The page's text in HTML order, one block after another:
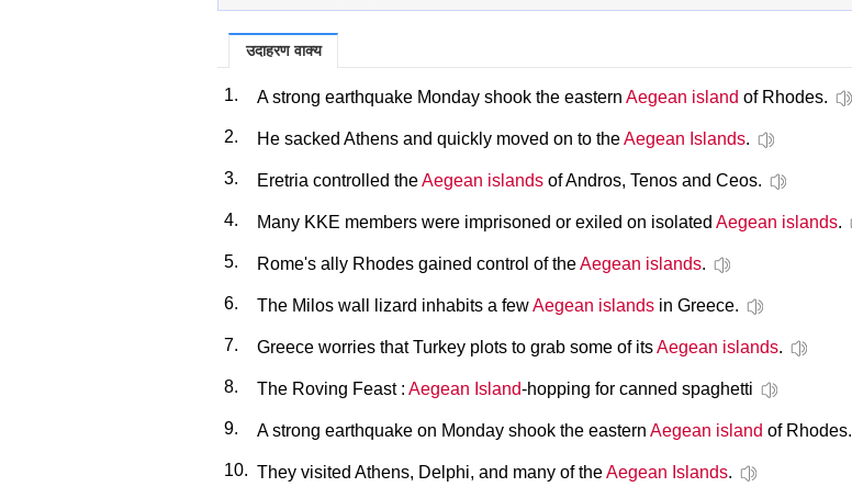
उदाहरण वाक्य
1. A strong earthquake Monday shook the eastern Aegean island of Rhodes.
2. He sacked Athens and quickly moved on to theAegean Islands.
3. Eretria controlled theAegean islands of Andros, Tenos and Ceos.
4. Many KKE members were imprisoned or exiled on isolated Aegean islands.
5. Rome's ally Rhodes gained control of theAegean islands.
6. The Milos wall lizard inhabits a fewAegean islands in Greece.
7. Greece worries that Turkey plots to grab some of itsAegean islands.
8. The Roving Feast : Aegean Island-hopping for canned spaghetti
9. A strong earthquake on Monday shook the eastern Aegean island of Rhodes.
10. They visited Athens, Delphi, and many of theAegean Islands.